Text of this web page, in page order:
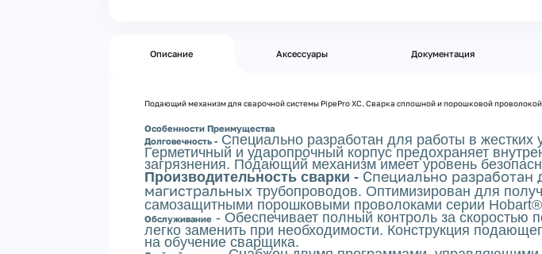
Описание Аксессуары Документация
Подающий механизм для сварочной системы PipePro XС. Сварка сплошной и порошковой
Особенности Преимущества
Долговечность - Специально разработан для работы в жестких
Герметичный и ударопрочный корпус предохраняет
загрязнения. Подающий механизм имеет уровень
Производительность сварки - Специально разработан
магистральных трубопроводов. Оптимизирован для
самозащитными порошковыми проволоками серии
Обслуживание - Обеспечивает полный контроль за скоростью
легко заменить при необходимости. Конструкция
на обучение сварщика.